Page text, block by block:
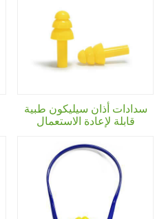
سدادات أذان سيليكون طبية
قابلة لإعادة الاستعمال